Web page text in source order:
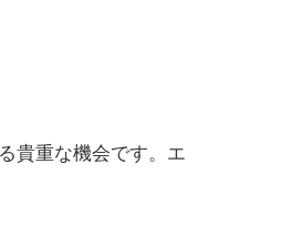
貴重な機会です。エ